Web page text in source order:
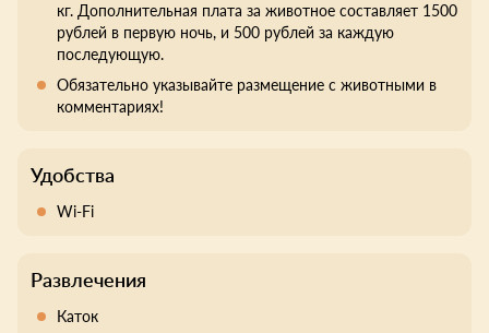
кг. Дополнительная плата за животное составляет 1500
рублей в первую ночь, и 500 рублей за каждую
последующую.
Обязательно указывайте размещение с животными в
комментариях!
Удобства
Wi-Fi
Развлечения
Каток